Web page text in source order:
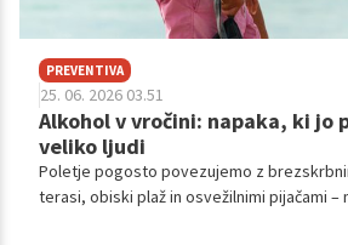
PREVENTIVA
25. 06. 2026 03.51
Alkohol v vročini: napaka, ki jo
veliko ljudi
Poletje pogosto povezujemo z
terasi, obiski plaž in osvežilnimi pijačami –